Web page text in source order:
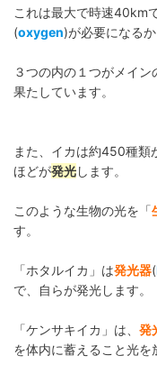
これは最大で時速40km
(oxygen)が必要になるか
３つの内の１つがメイ
果たしています。
また、イカは約450種類
ほどが発光します。
このような生物の光を「
す。
「ホタルイカ」は発光器(
で、自らが発光します。
「ケンサキイカ」は、 発
を体内に蓄えること光を